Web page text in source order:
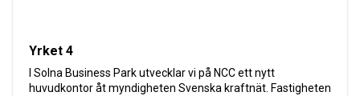
Yrket 4
I Solna Business Park utvecklar vi på NCC ett nytt
huvudkontor åt myndigheten Svenska kraftnät. Fastigheten